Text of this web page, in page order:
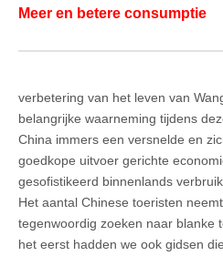
Meer en betere consumptie
verbetering van het leven van
belangrijke waarneming tijdens
China immers een versnelde en
goedkope uitvoer gerichte
gesofistikeerd binnenlands verbruik.
Het aantal Chinese toeristen
tegenwoordig zoeken naar blanke
het eerst hadden we ook gidsen